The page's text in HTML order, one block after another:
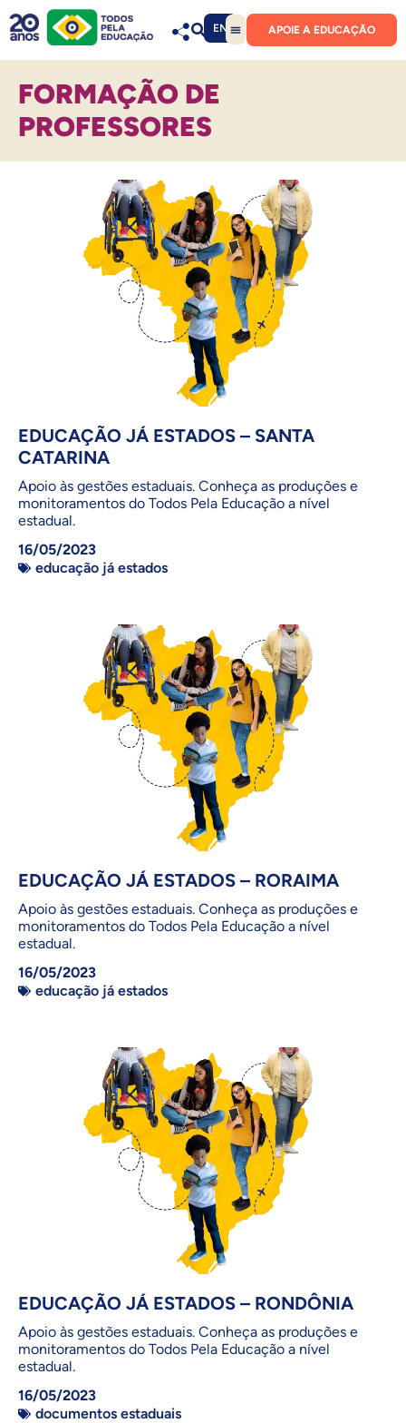
EN APOIE A EDUCAÇÃO
FORMAÇÃO DE
PROFESSORES
EDUCAÇÃO JÁ ESTADOS – SANTA
CATARINA
Apoio às gestões estaduais. Conheça as produções e
monitoramentos do Todos Pela Educação a nível
estadual.
16/05/2023
educação já estados
EDUCAÇÃO JÁ ESTADOS – RORAIMA
Apoio às gestões estaduais. Conheça as produções e
monitoramentos do Todos Pela Educação a nível
estadual.
16/05/2023
educação já estados
EDUCAÇÃO JÁ ESTADOS – RONDÔNIA
Apoio às gestões estaduais. Conheça as produções e
monitoramentos do Todos Pela Educação a nível
estadual.
16/05/2023
documentos estaduais